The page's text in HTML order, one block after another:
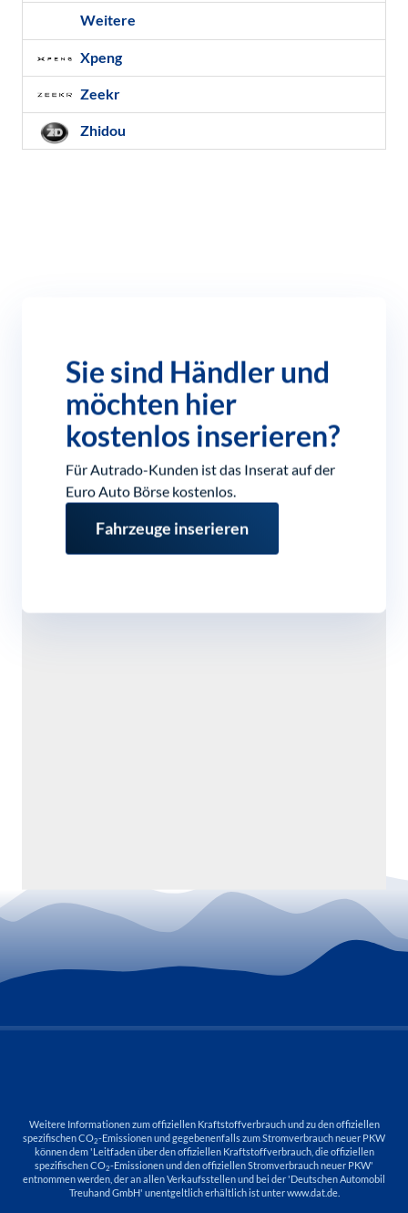
Weitere
Xpeng
Zeekr
Zhidou
Sie sind Händler und
möchten hier
kostenlos inserieren?
Für Autrado-Kunden ist das Inserat auf der
Euro Auto Börse kostenlos.
Fahrzeuge inserieren
Weitere Informationen zum offiziellen Kraftstoffverbrauch und zu den offiziellen
spezifischen CO2-Emissionen und gegebenenfalls zum Stromverbrauch neuer PKW
können dem 'Leitfaden über den offiziellen Kraftstoffverbrauch, die offiziellen
spezifischen CO2-Emissionen und den offiziellen Stromverbrauch neuer PKW'
entnommen werden, der an allen Verkaufsstellen und bei der 'Deutschen Automobil
Treuhand GmbH' unentgeltlich erhältlich ist unter www.dat.de.